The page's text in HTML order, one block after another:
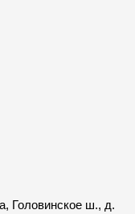
Головинское ш., д.